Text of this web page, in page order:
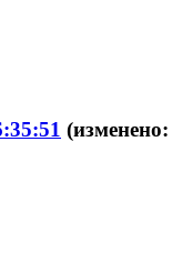
(изменено: